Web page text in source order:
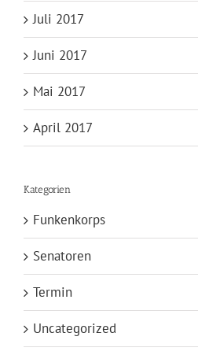
Juli 2017
Juni 2017
Mai 2017
April 2017
Kategorien
Funkenkorps
Senatoren
Termin
Uncategorized